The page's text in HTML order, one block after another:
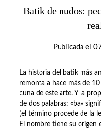
Batik de nudos:
Publicada el
La historia del batik más
remonta a hace más de
cuna de este arte. Y la
de dos palabras: «ba»
(el término procede de la
El nombre tiene su origen